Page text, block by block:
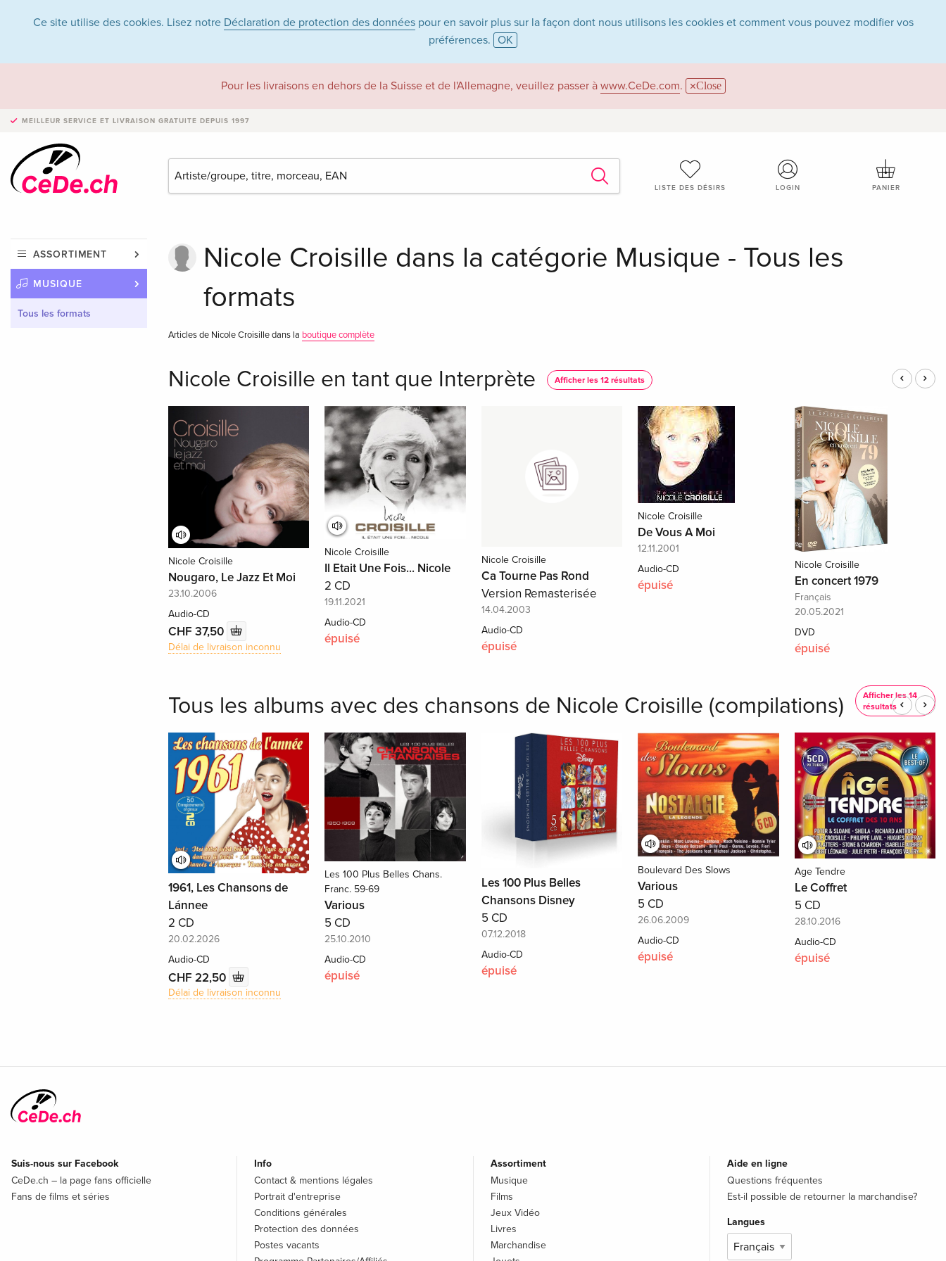
Ce site utilise des cookies. Lisez notre Déclaration de protection des donnéespour en savoir plus sur la façon dont nous utilisons les cookies et comment vous pouvez modifier vos
préférences. OK
Pour les livraisons en dehors de la Suisse et de l'Allemagne, veuillez passer à www.CeDe.com. Close
MEILLEUR SERVICE ET LIVRAISON GRATUITE DEPUIS 1997
LISTE DES DÉSIRS LOGIN PANIER
ASSORTIMENT
MUSIQUE
Tous les formats
Nicole Croisille dans la catégorie Musique - Tous les
formats
Articles de Nicole Croisille dans la boutique complète
Nicole Croisille en tant que Interprète Afficher les 12 résultats
Nicole Croisille
Nougaro, Le Jazz Et Moi
23.10.2006
Audio-CD
CHF 37,50
Délai de livraison inconnu
Nicole Croisille
Il Etait Une Fois... Nicole
2 CD
19.11.2021
Audio-CD
épuisé
Nicole Croisille
Ca Tourne Pas Rond
Version Remasterisée
14.04.2003
Audio-CD
épuisé
Nicole Croisille
De Vous A Moi
12.11.2001
Audio-CD
épuisé
Nicole Croisille
En concert 1979
Français
20.05.2021
DVD
épuisé
Tous les albums avec des chansons de Nicole Croisille (compilations)
Afficher les 14
résultats
1961, Les Chansons de
Lánnee
2 CD
20.02.2026
Audio-CD
CHF 22,50
Délai de livraison inconnu
Les 100 Plus Belles Chans.
Franc. 59-69
Various
5 CD
25.10.2010
Audio-CD
épuisé
Les 100 Plus Belles
Chansons Disney
5 CD
07.12.2018
Audio-CD
épuisé
Boulevard Des Slows
Various
5 CD
26.06.2009
Audio-CD
épuisé
Age Tendre
Le Coffret
5 CD
28.10.2016
Audio-CD
épuisé
Suis-nous sur Facebook
CeDe.ch – la page fans officielle
Fans de films et séries
Info
Contact & mentions légales
Portrait d'entreprise
Conditions générales
Protection des données
Postes vacants
Assortiment
Musique
Films
Jeux Vidéo
Livres
Marchandise
Aide en ligne
Questions fréquentes
Est-il possible de retourner la marchandise?
Langues